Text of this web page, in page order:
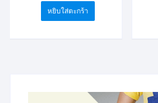
หยิบใส่ตะกร้า